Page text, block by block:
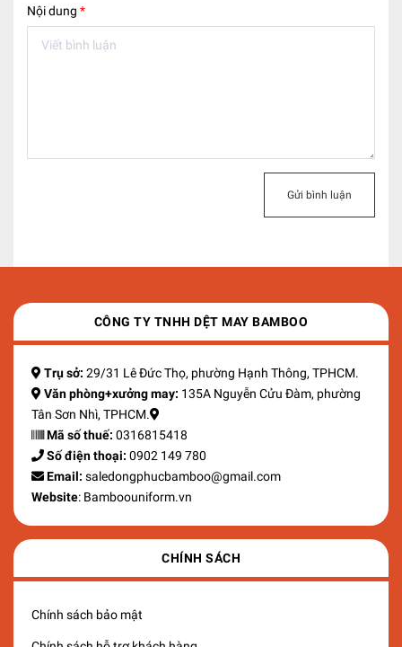
Nội dung *
Gửi bình luận
CÔNG TY TNHH DỆT MAY BAMBOO
Trụ sở: 29/31 Lê Đức Thọ, phường Hạnh Thông, TPHCM.
Văn phòng+xưởng may: 135A Nguyễn Cửu Đàm, phường
Tân Sơn Nhì, TPHCM.
Mã số thuế: 0316815418
Số điện thoại: 0902 149 780
Email: saledongphucbamboo@gmail.com
Website: Bamboouniform.vn
CHÍNH SÁCH
Chính sách bảo mật